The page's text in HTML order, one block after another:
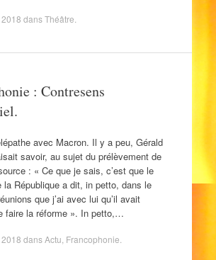
dansThéâtre
: Contresens
avec Macron. Il y a peu, Gérald
savoir, au sujet du prélèvement de
: « Ce que je sais, c’est que le
la République a dit, in petto, dans le
que j’ai avec lui qu’il avait
faire la réforme ». In petto,…
dansActu Francophonie